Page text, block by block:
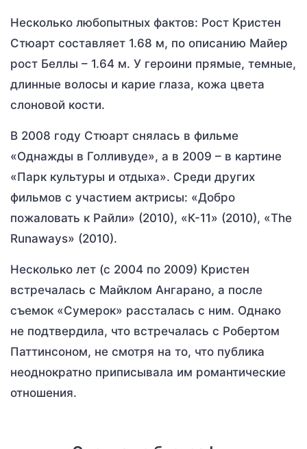
Несколько любопытных фактов: Рост Кристен
Стюарт составляет 1.68 м, по описанию Майер
рост Беллы – 1.64 м. У героини прямые, темные,
длинные волосы и карие глаза, кожа цвета
слоновой кости.
В 2008 году Стюарт снялась в фильме
«Однажды в Голливуде», а в 2009 – в картине
«Парк культуры и отдыха». Среди других
фильмов с участием актрисы: «Добро
пожаловать к Райли» (2010), «К-11» (2010), «The
Runaways» (2010).
Несколько лет (с 2004 по 2009) Кристен
встречалась с Майклом Ангарано, а после
съемок «Сумерок» рассталась с ним. Однако
не подтвердила, что встречалась с Робертом
Паттинсоном, не смотря на то, что публика
неоднократно приписывала им романтические
отношения.